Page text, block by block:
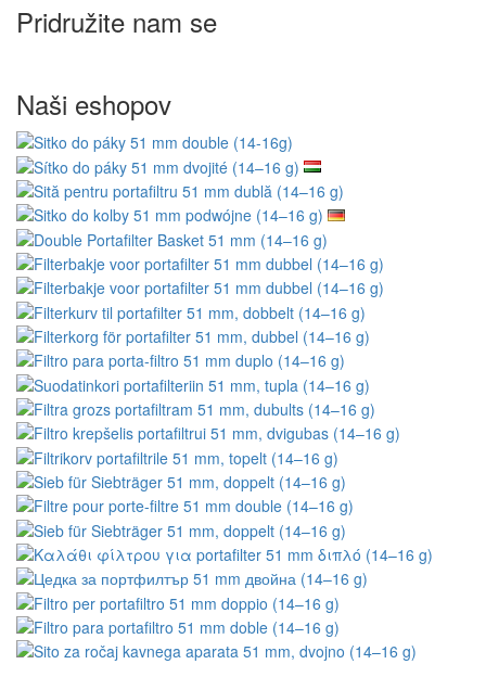
Pridružite nam se
Naši eshopov